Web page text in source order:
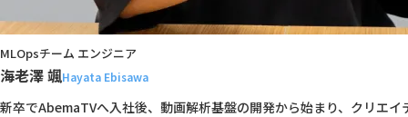
MLOpsチーム エンジニア
海老澤 颯Hayata Ebisawa
新卒でAbemaTVへ入社後、動画解析基盤の開発から始まり、クリエ